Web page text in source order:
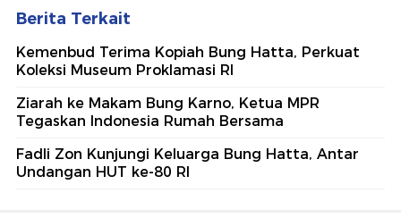
Berita Terkait
Kemenbud Terima Kopiah Bung Hatta, Perkuat
Koleksi Museum Proklamasi RI
Ziarah ke Makam Bung Karno, Ketua MPR
Tegaskan Indonesia Rumah Bersama
Fadli Zon Kunjungi Keluarga Bung Hatta, Antar
Undangan HUT ke-80 RI